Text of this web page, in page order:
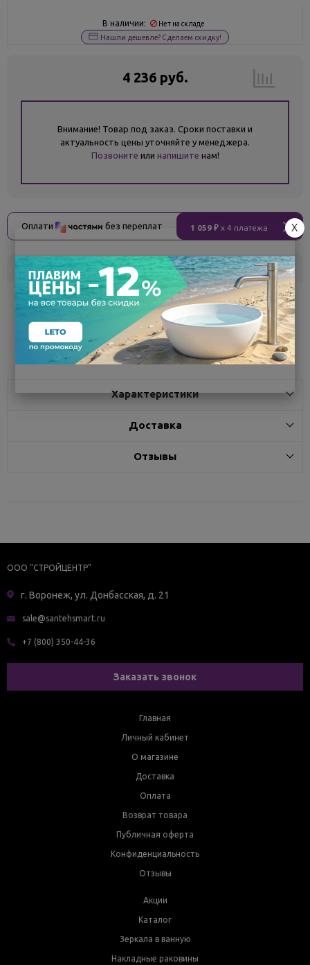
В наличии: Нет на складе
Нашли дешевле? Сделаем скидку!
4 236 руб.
Внимание! Товар под заказ. Сроки поставки и
актуальность цены уточняйте у менеджера.
Позвоните или напишите нам!
Оплати без переплат 1 059 ₽ x 4 платежа
Склад Кол-во Срок поставки
Белгород под заказ 7 - 14 дней
Поделиться
Характеристики
Доставка
Отзывы
ООО "СТРОЙЦЕНТР"
г. Воронеж, ул. Донбасская, д. 21
sale@santehsmart.ru
+7 (800) 350-44-36
Заказать звонок
Главная
Личный кабинет
О магазине
Доставка
Оплата
Возврат товара
Публичная оферта
Конфиденциальность
Отзывы
Акции
Каталог
Зеркала в ванную
Накладные раковины
X